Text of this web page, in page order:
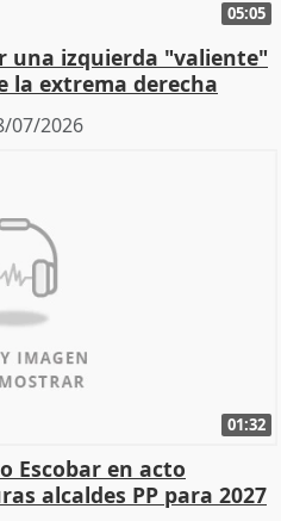
05:05
una izquierda "valiente"
la extrema derecha
07/2026
01:32
Escobar en acto
alcaldes PP para 2027